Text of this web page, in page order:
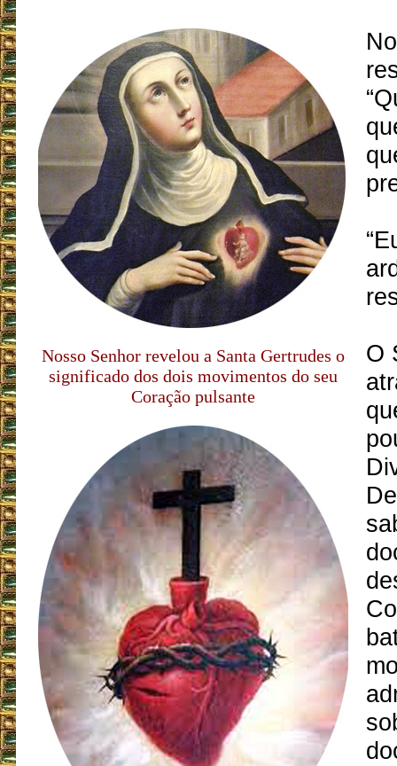
Nosso Senhor revelou a Santa Gertrudes o
significado dos dois movimentos do seu
Coração pulsante
O